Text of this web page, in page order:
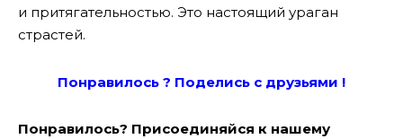
и притягательностью. Это настоящий ураган
страстей.
Понравилось ? Поделись с друзьями !
Понравилось? Присоединяйся к нашему